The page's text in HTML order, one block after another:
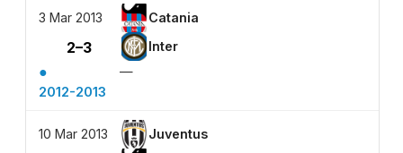
3 Mar 2013 Catania
2–3 Inter
●
—
2012-2013
10 Mar 2013 Juventus